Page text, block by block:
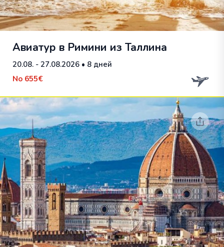
Авиатур в Римини из Таллина
20.08. - 27.08.2026 • 8 дней
No 655€